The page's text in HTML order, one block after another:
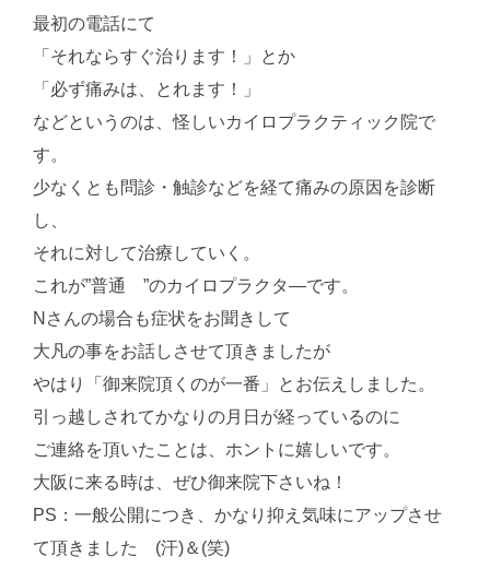
最初の電話にて
「それならすぐ治ります！」とか
「必ず痛みは、とれます！」
などというのは、怪しいカイロプラクティック院で
す。
少なくとも問診・触診などを経て痛みの原因を診断
し、
それに対して治療していく。
これが”普通 ”のカイロプラクタ—です。
Nさんの場合も症状をお聞きして
大凡の事をお話しさせて頂きましたが
やはり「御来院頂くのが一番」とお伝えしました。
引っ越しされてかなりの月日が経っているのに
ご連絡を頂いたことは、ホントに嬉しいです。
大阪に来る時は、ぜひ御来院下さいね！
PS：一般公開につき、かなり抑え気味にアップさせ
て頂きました (汗)＆(笑)